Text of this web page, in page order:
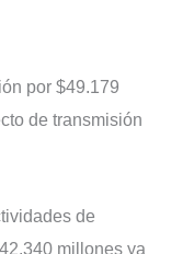
por $49.179
de transmisión
de
millones ya